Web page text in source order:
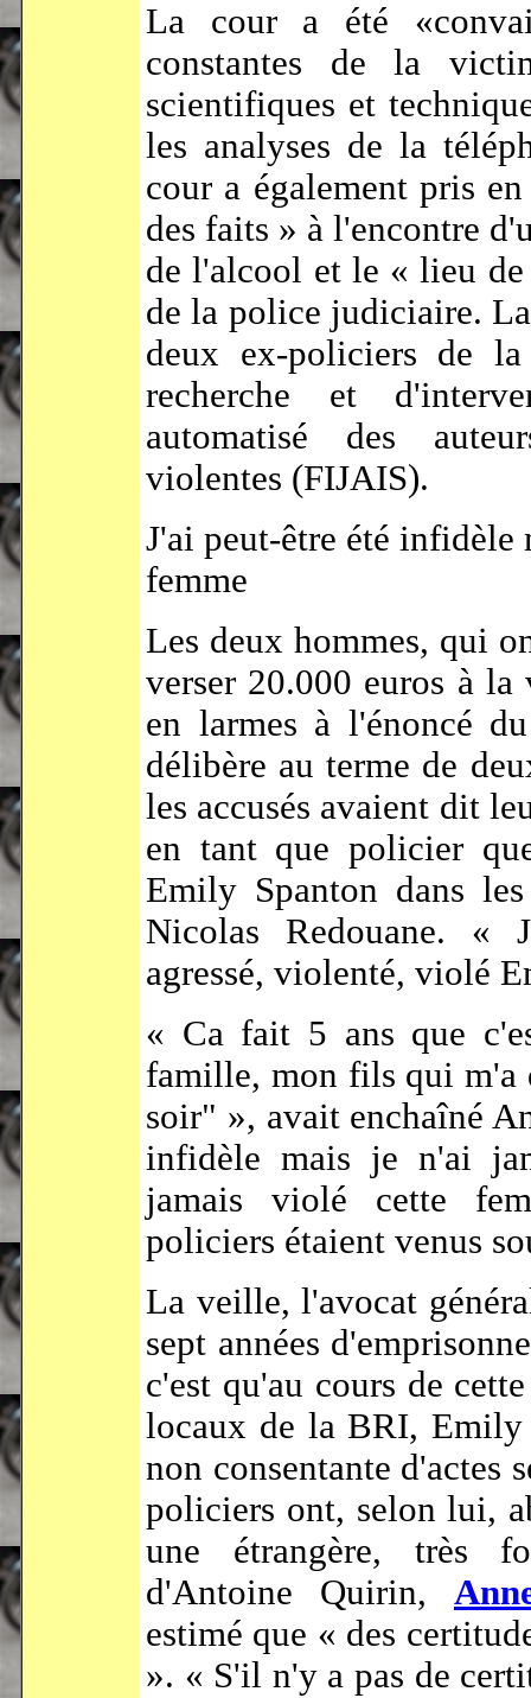
La cour a été
constantes de la
scientifiques et
les analyses de la
cour a également pris
des faits » à l'encontre
de l'alcool et le « lieu
de la police judiciaire.
deux ex-policiers de
recherche et
automatisé des
violentes (FIJAIS).
J'ai peut-être été
femme
Les deux hommes, qui
verser 20.000 euros à
en larmes à l'énoncé
délibère au terme de
les accusés avaient dit
en tant que policier
Emily Spanton dans
Nicolas Redouane. «
agressé, violenté, violé
« Ca fait 5 ans que
famille, mon fils qui m'a
soir" », avait enchaîné
infidèle mais je n'ai
jamais violé cette
policiers étaient venus
La veille, l'avocat
sept années
c'est qu'au cours de
locaux de la BRI, Emily
non consentante d'actes
policiers ont, selon lui,
une étrangère, très
d'Antoine Quirin,
estimé que « des
». « S'il n'y a pas de